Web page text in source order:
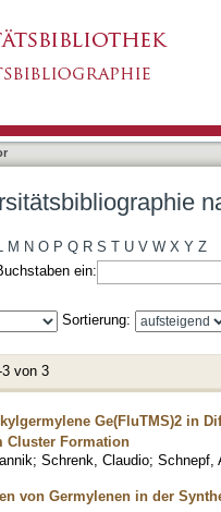
M N O P Q R S T U V W X Y Z
ein:
Sortierung:
von 3
Ge(FluTMS)2 in
Cluster Formation
; Schrenk, Claudio; Schnepf,
von Germylenen in der